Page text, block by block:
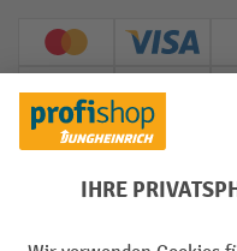
Creditcard (Master)
PayPal
Soziale Netzwerke